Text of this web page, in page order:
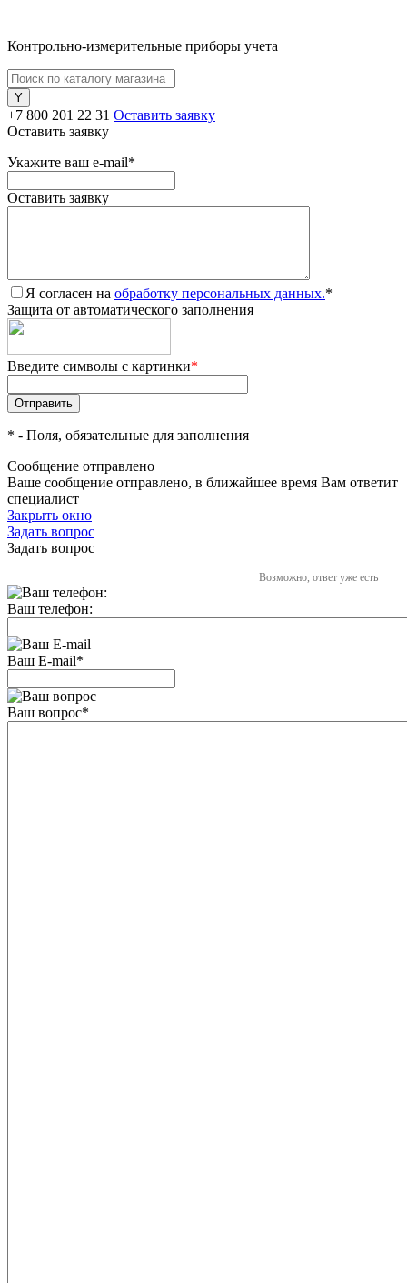
Контрольно-измерительные приборы учета
+7 800 201 22 31 Оставить заявку
Оставить заявку
Укажите ваш e-mail*
Оставить заявку
Я согласен на обработку персональных данных.*
Защита от автоматического заполнения
Введите символы с картинки*
* - Поля, обязательные для заполнения
Сообщение отправлено
Ваше сообщение отправлено, в ближайшее время Вам ответит
специалист
Закрыть окно
Задать вопрос
Задать вопрос
Возможно, ответ уже есть
Ваш телефон:
Ваш E-mail*
Ваш вопрос*